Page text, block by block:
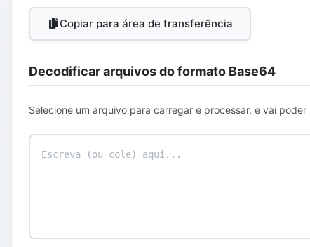
Copiar para área de transferência
Decodificar arquivos do formato Base64
Selecione um arquivo para carregar e processar, e vai